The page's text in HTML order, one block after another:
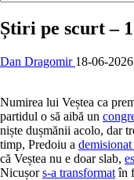
Știri pe scurt –
Dan Dragomir 18-06-
Numirea lui Veștea ca
partidul o să aibă un
niște dușmănii acolo, dar
timp, Predoiu a
că Veștea nu e doar slab,
Nicușors-a transformatîn